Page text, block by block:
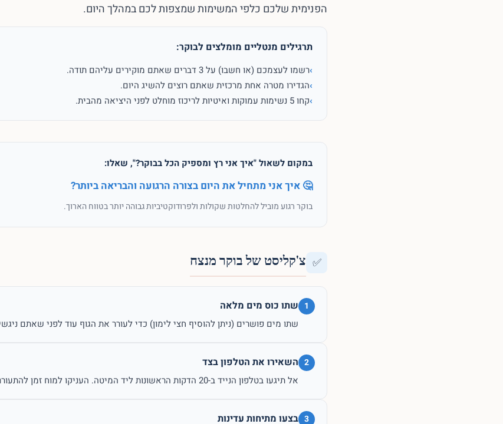
הפנימית שלכם כלפי המשימות שמצפות לכם במהלך היום.
תרגילים מנטליים מומלצים לבוקר:
›רשמו לעצמכם (או חשבו) על 3 דברים שאתם מוקירים עליהם תודה.
›הגדירו מטרה אחת מרכזית שאתם רוצים להשיג היום.
›קחו 5 נשימות עמוקות ואיטיות לריכוז מוחלט לפני היציאה מהבית.
במקום לשאול "איך אני רץ ומספיק הכל בבוקר?", שאלו:
🤔 איך אני מתחיל את היום בצורה הרגועה והבריאה ביותר?
בוקר רגוע מוביל להחלטות שקולות ולפרודוקטיביות גבוהה יותר בטווח הארוך.
✅ צ'קליסט של בוקר מנצח
1 שתו כוס מים מלאה
שתו מים פושרים (ניתן להוסיף חצי לימון) כדי לעורר את הגוף עוד לפני שאתם
2 השאירו את הטלפון בצד
אל תיגעו בטלפון הנייד ב-20 הדקות הראשונות ליד המיטה. העניקו למוח זמן להתעורר בקצב שלו.
3 בצעו מתיחות עדינות